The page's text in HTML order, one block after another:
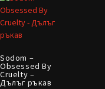
Sodom –
Obsessed By
Cruelty –
Дълъг ръкав